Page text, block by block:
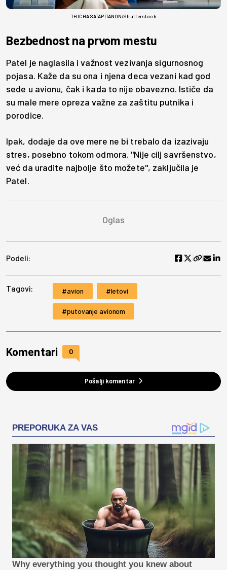
THICHA SATAPITANON/Shutterstock
Bezbednost na prvom mestu
Patel je naglasila i važnost vezivanja sigurnosnog
pojasa. Kaže da su ona i njena deca vezani kad god
sede u avionu, čak i kada to nije obavezno. Ističe da
su male mere opreza važne za zaštitu putnika i
porodice.
Ipak, dodaje da ove mere ne bi trebalo da izazivaju
stres, posebno tokom odmora. "Nije cilj savršenstvo,
već da uradite najbolje što možete", zaključila je
Patel.
Podeli:
Tagovi: avion letovi
putovanje avionom
Komentari 0
Pošalji komentar
PREPORUKA ZA VAS
Why everything you thought you knew about